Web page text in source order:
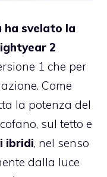
ha svelato la
2
1 che per
Come
la potenza del
sul tetto e
ibridi, nel senso
dalla luce